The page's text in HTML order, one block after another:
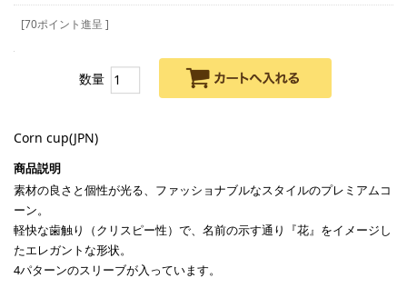
[70ポイント進呈 ]
数量
Corn cup(JPN)
素材の良さと個性が光る、ファッショナブルなスタイルのプレミアムコ
ーン。
軽快な歯触り（クリスピー性）で、名前の示す通り『花』をイメージし
たエレガントな形状。
4パターンのスリーブが入っています。